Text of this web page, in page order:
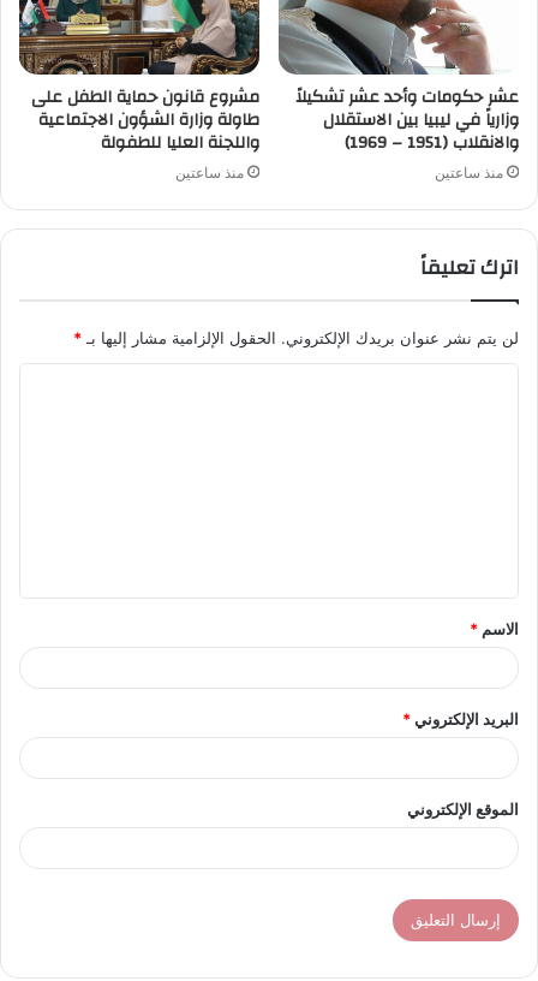
عشر حكومات وأحد عشر تشكيلاً
وزارياً في ليبيا بين الاستقلال
والانقلاب (1951 – 1969)
منذ ساعتين
مشروع قانون حماية الطفل على
طاولة وزارة الشؤون الاجتماعية
واللجنة العليا للطفولة
منذ ساعتين
اترك تعليقاً
لن يتم نشر عنوان بريدك الإلكتروني. الحقول الإلزامية مشار إليها بـ *
ق
*
الاسم *
البريد الإلكتروني*
الموقع الإلكتروني